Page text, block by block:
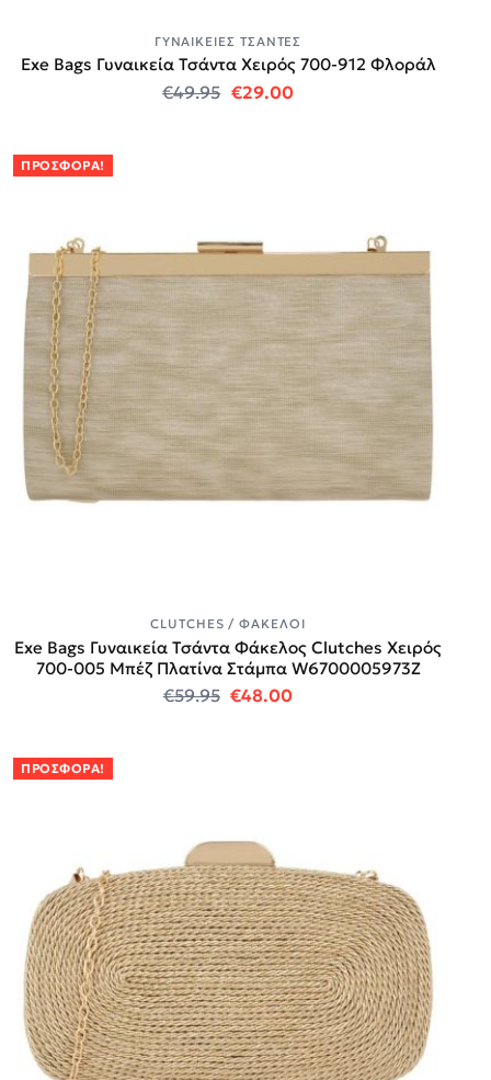
ΓΥΝΑΙΚΕΊΕΣ ΤΣΆΝΤΕΣ
Exe Bags Γυναικεία Τσάντα Χειρός 700-912 Φλοράλ
€49.95 Original price was: €49.95.
€29.00Η τρέχουσα τιμή
ΠΡΟΣΦΟΡΆ!
CLUTCHES / ΦΆΚΕΛΟΙ
Exe Bags Γυναικεία Τσάντα Φάκελος Clutches Χειρός
700-005 Μπέζ Πλατίνα Στάμπα W6700005973Z
€59.95 Original price was: €59.95.
€48.00Η τρέχουσα τιμή
ΠΡΟΣΦΟΡΆ!